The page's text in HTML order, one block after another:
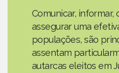
Comunicar, informar,
assegurar uma
populações, são
assentam
autarcas eleitos em